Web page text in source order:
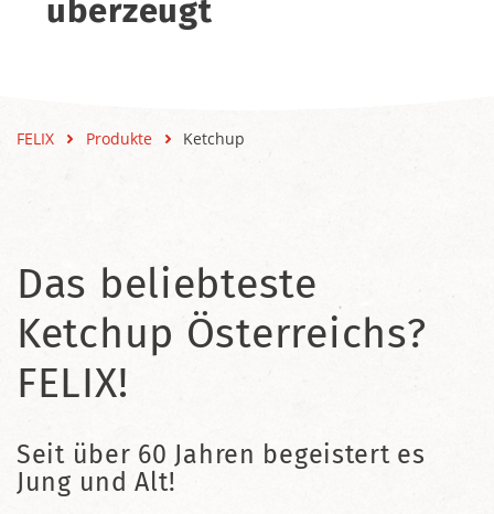
überzeugt
FELIX Produkte Ketchup
Das beliebteste
Ketchup Österreichs?
FELIX!
Seit über 60 Jahren begeistert es
Jung und Alt!